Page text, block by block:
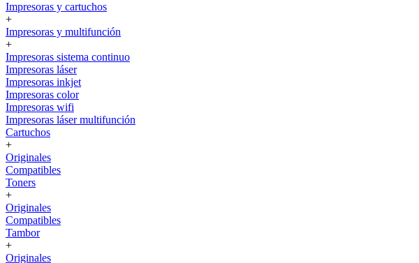
Impresoras y cartuchos
+
Impresoras y multifunción
+
Impresoras sistema continuo
Impresoras láser
Impresoras inkjet
Impresoras color
Impresoras wifi
Impresoras láser multifunción
Cartuchos
+
Originales
Compatibles
Toners
+
Originales
Compatibles
Tambor
+
Originales